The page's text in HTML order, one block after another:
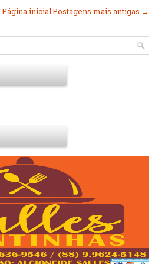
Postagens mais antigas →
Página inicial